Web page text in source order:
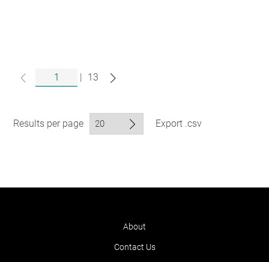
13
Results per page Export .csv
About
Contact Us